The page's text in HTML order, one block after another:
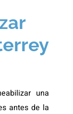
una
antes de la